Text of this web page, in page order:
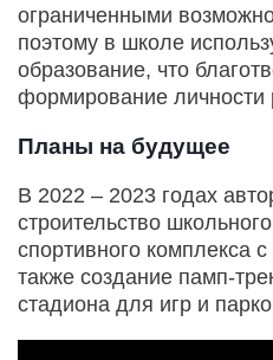
ограниченными
поэтому в школе
образование, что
формирование личности
Планы на будущее
В 2022 – 2023 годах
строительство
спортивного комплекса
также создание памп-
стадиона для игр и